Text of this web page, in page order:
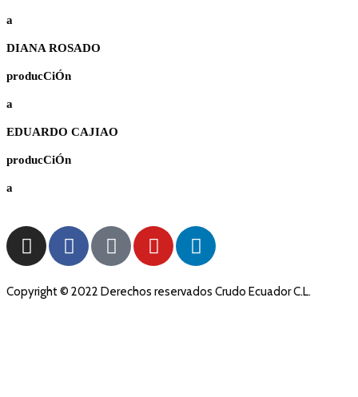
a
DIANA ROSADO
producCiÓn
a
EDUARDO CAJIAO
producCiÓn
a
Copyright © 2022 Derechos reservados Crudo Ecuador C.L.